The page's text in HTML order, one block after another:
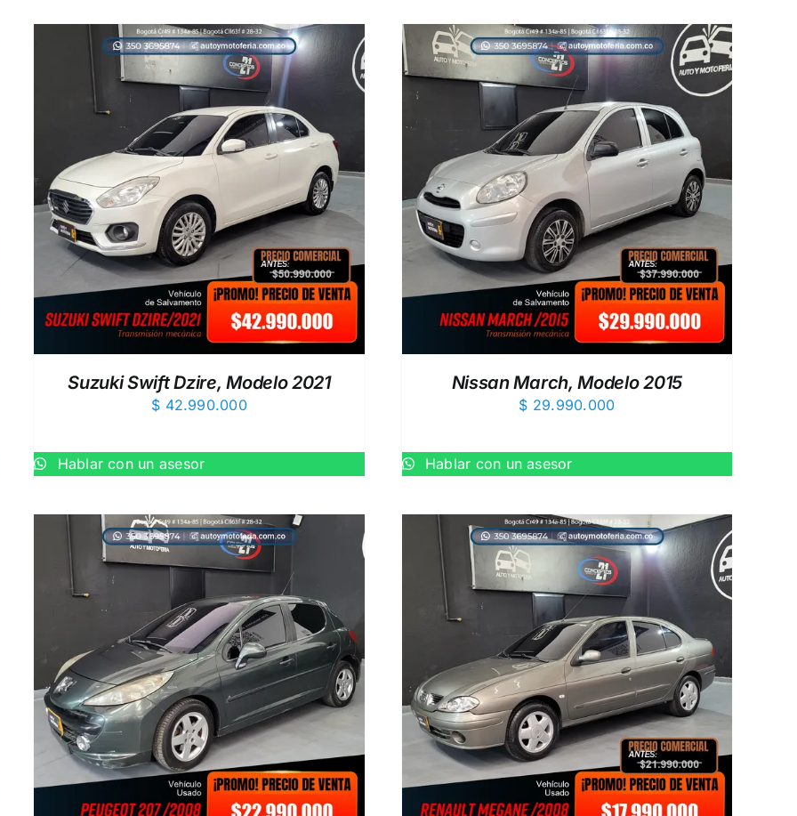
Suzuki Swift Dzire, Modelo 2021
$ 42.990.000
Hablar con un asesor
AÑADIR AL CARRITO QUICK VIEW
Nissan March, Modelo 2015
$ 29.990.000
Hablar con un asesor
AÑADIR AL CARRITO / QUICK VIEW